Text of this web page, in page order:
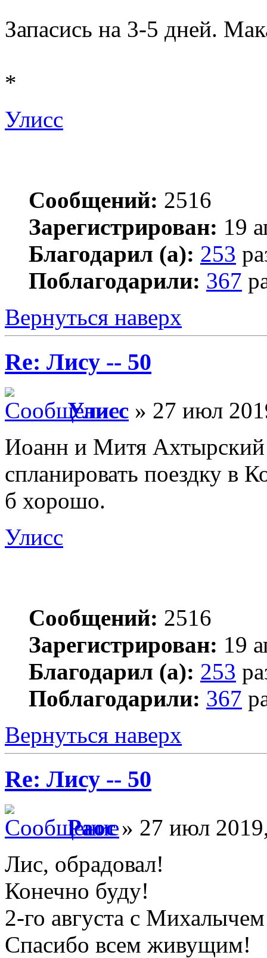
Запасись на 3-5 дней.
*
Улисс
Сообщений: 2516
Зарегистрирован: 19
Благодарил (а): 253
Поблагодарили: 367
Вернуться наверх
Re: Лису -- 50
Улисс » 27 июл
Иоанн и Митя Ахтырский
спланировать поездку в
б хорошо.
Улисс
Сообщений: 2516
Зарегистрирован: 19
Благодарил (а): 253
Поблагодарили: 367
Вернуться наверх
Re: Лису -- 50
Раос» 27 июл
Лис, обрадовал!
Конечно буду!
2-го августа с
Спасибо всем живущим!